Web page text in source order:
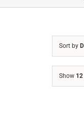
Sort by
Show